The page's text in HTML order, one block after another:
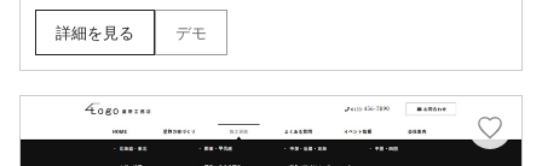
詳細を見る デモ